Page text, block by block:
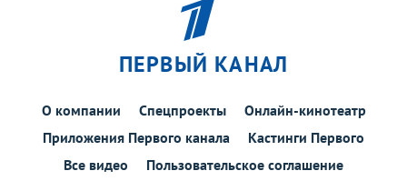
ПЕРВЫЙ КАНАЛ
О компании Спецпроекты
Онлайн-кинотеатр
Приложения Первого канала
Кастинги Первого
Все видео
Пользовательское соглашение